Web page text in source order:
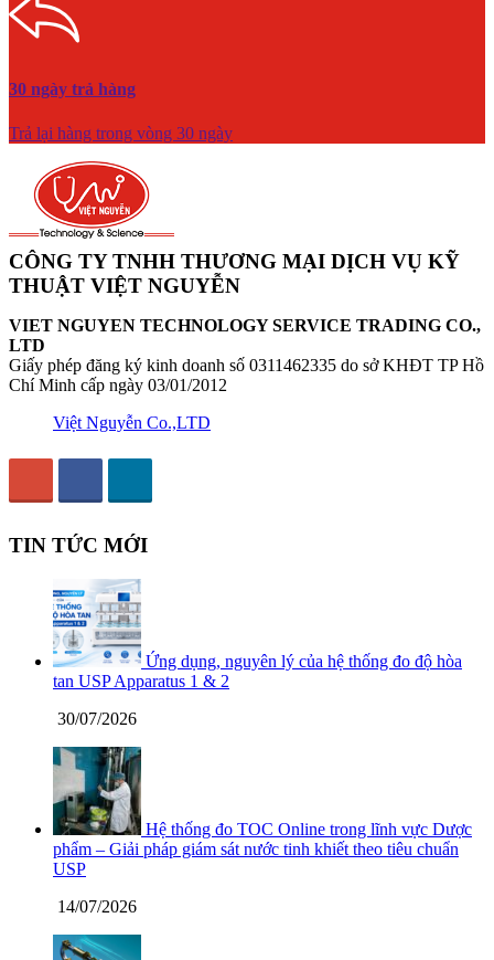
30 ngày trả hàng
Trả lại hàng trong vòng 30 ngày
CÔNG TY TNHH THƯƠNG MẠI DỊCH VỤ KỸ
THUẬT VIỆT NGUYỄN
VIET NGUYEN TECHNOLOGY SERVICE TRADING CO.,
LTD
Giấy phép đăng ký kinh doanh số 0311462335 do sở KHĐT TP Hồ
Chí Minh cấp ngày 03/01/2012
Việt Nguyễn Co.,LTD
TIN TỨC MỚI
Ứng dụng, nguyên lý của hệ thống đo độ hòa
tan USP Apparatus 1 & 2
30/07/2026
Hệ thống đo TOC Online trong lĩnh vực Dược
phẩm – Giải pháp giám sát nước tinh khiết theo tiêu chuẩn
USP
14/07/2026